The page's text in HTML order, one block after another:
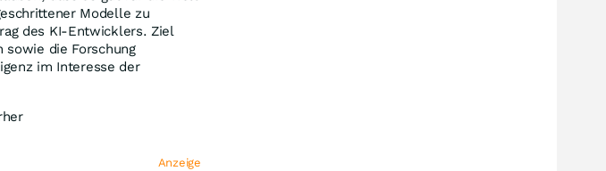
Modelle zu
des KI-Entwicklers. Ziel
die Forschung
im Interesse der
Anzeige